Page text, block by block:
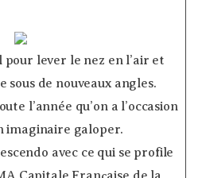
pour lever le nez en l’air et
sous de nouveaux angles.
l’année qu’on a l’occasion
imaginaire galoper.
avec ce qui se profile